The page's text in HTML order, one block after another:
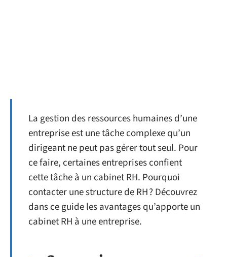
La gestion des ressources humaines d’une
entreprise est une tâche complexe qu’un
dirigeant ne peut pas gérer tout seul. Pour
ce faire, certaines entreprises confient
cette tâche à un cabinet RH. Pourquoi
contacter une structure de RH ? Découvrez
dans ce guide les avantages qu’apporte un
cabinet RH à une entreprise.